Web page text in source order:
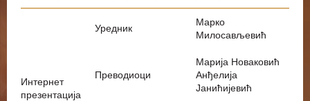
Интернет
презентација
Уредник
Марко
Милосављевић
Преводиоци
Марија Новаковић
Анђелија
Јанићијевић